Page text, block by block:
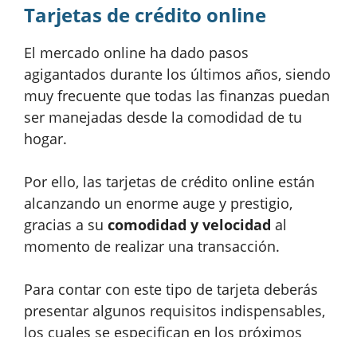
Tarjetas de crédito online
El mercado online ha dado pasos
agigantados durante los últimos años, siendo
muy frecuente que todas las finanzas puedan
ser manejadas desde la comodidad de tu
hogar.
Por ello, las tarjetas de crédito online están
alcanzando un enorme auge y prestigio,
gracias a su comodidad y velocidad al
momento de realizar una transacción.
Para contar con este tipo de tarjeta deberás
presentar algunos requisitos indispensables,
los cuales se especifican en los próximos